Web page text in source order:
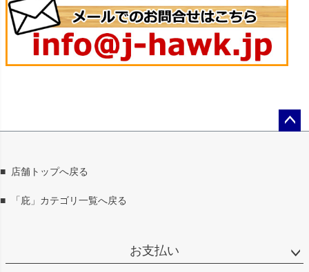
■ 店舗トップへ戻る
■ 「庇」カテゴリ一覧へ戻る
お支払い